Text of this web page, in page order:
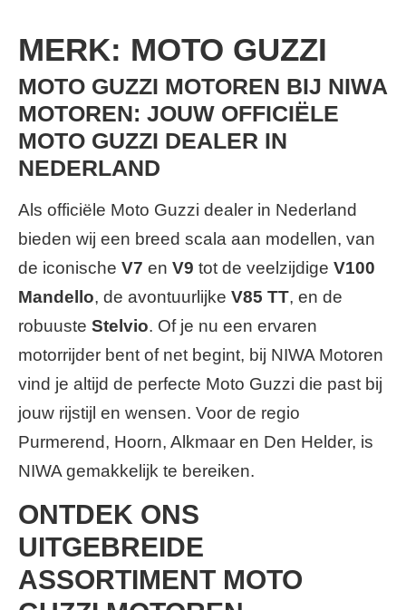
MERK: MOTO GUZZI
MOTO GUZZI MOTOREN BIJ NIWA
MOTOREN: JOUW OFFICIËLE
MOTO GUZZI DEALER IN
NEDERLAND
Als officiële Moto Guzzi dealer in Nederland
bieden wij een breed scala aan modellen, van
de iconische V7 en V9 tot de veelzijdige V100
Mandello, de avontuurlijke V85 TT, en de
robuuste Stelvio. Of je nu een ervaren
motorrijder bent of net begint, bij NIWA Motoren
vind je altijd de perfecte Moto Guzzi die past bij
jouw rijstijl en wensen. Voor de regio
Purmerend, Hoorn, Alkmaar en Den Helder, is
NIWA gemakkelijk te bereiken.
ONTDEK ONS
UITGEBREIDE
ASSORTIMENT MOTO